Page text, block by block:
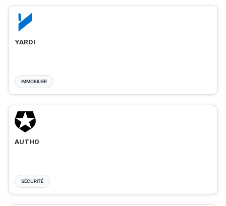
YARDI
IMMOBILIER
AUTH0
SÉCURITÉ